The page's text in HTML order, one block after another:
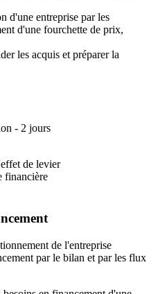
d'une entreprise par les
d'une fourchette de prix,
les acquis et préparer la
- 2 jours
de levier
financière
de l'entreprise
par le bilan et par les flux